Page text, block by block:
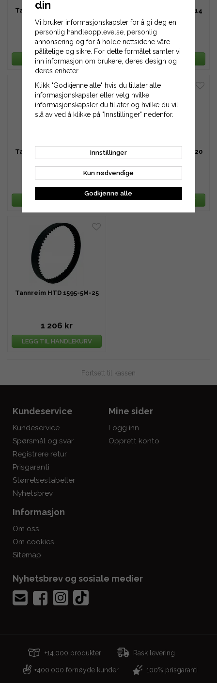
Tannreim HTD 1595-5M-13
628 kr
LEGG TIL HANDLEKURV
Tannreim HTD 1595-5M-14
676 kr
LEGG TIL HANDLEKURV
Tannreim HTD 1595-5M-15
724 kr
LEGG TIL HANDLEKURV
Tannreim HTD 1595-5M-20
966 kr
LEGG TIL HANDLEKURV
Tannreim HTD 1595-5M-25
1 206 kr
LEGG TIL HANDLEKURV
Fortsett til kassen
Kundeservice
Kundeservice
Spørsmål og svar
Registrere retur
Prisgaranti
Størrelsestabeller
Nyhetsbrev
Mine sider
Logg inn
Opprett konto
Informasjon
Om oss
Om cookies
Sitemap
Nyhetsbrev og sosiale medier
+14.000 produkter Rask levering
+400.000 fornøyde kunder 100% prisgaranti
din
Vi bruker informasjonskapsler for å gi deg en
personlig handleopplevelse, personlig
annonsering og for å holde nettsidene våre
pålitelige og sikre. For dette formålet samler vi
inn informasjon om brukere, deres design og
deres enheter.
Klikk "Godkjenne alle" hvis du tillater alle
informasjonskapsler eller velg hvilke
informasjonskapsler du tillater og hvilke du vil
slå av ved å klikke på "Innstillinger" nedenfor.
Innstillinger
Kun nødvendige
Godkjenne alle